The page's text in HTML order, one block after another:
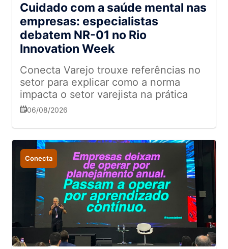
Cuidado com a saúde mental nas
empresas: especialistas
debatem NR-01 no Rio
Innovation Week
Conecta Varejo trouxe referências no
setor para explicar como a norma
impacta o setor varejista na prática
06/08/2026
Conecta